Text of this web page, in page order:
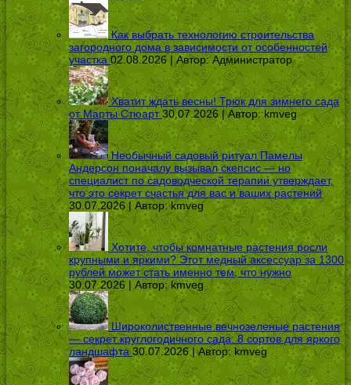
Как выбрать технологию строительства
загородного дома в зависимости от особенностей
участка 02.08.2026 | Автор:Администратор
Хватит ждать весны! Трюк для зимнего сада
от Марты Стюарт 30.07.2026 | Автор:kmveg
Необычный садовый ритуал Памелы
Андерсон поначалу вызывал скепсис — но
специалист по садоводческой терапии утверждает,
что это секрет счастья для вас и ваших растений
30.07.2026 | Автор:kmveg
Хотите, чтобы комнатные растения росли
крупными и яркими? Этот медный аксессуар за 1300
рублей может стать именно тем, что нужно
30.07.2026 | Автор:kmveg
Широколиственные вечнозеленые растения
— секрет круглогодичного сада: 8 сортов для яркого
ландшафта 30.07.2026 | Автор: kmveg